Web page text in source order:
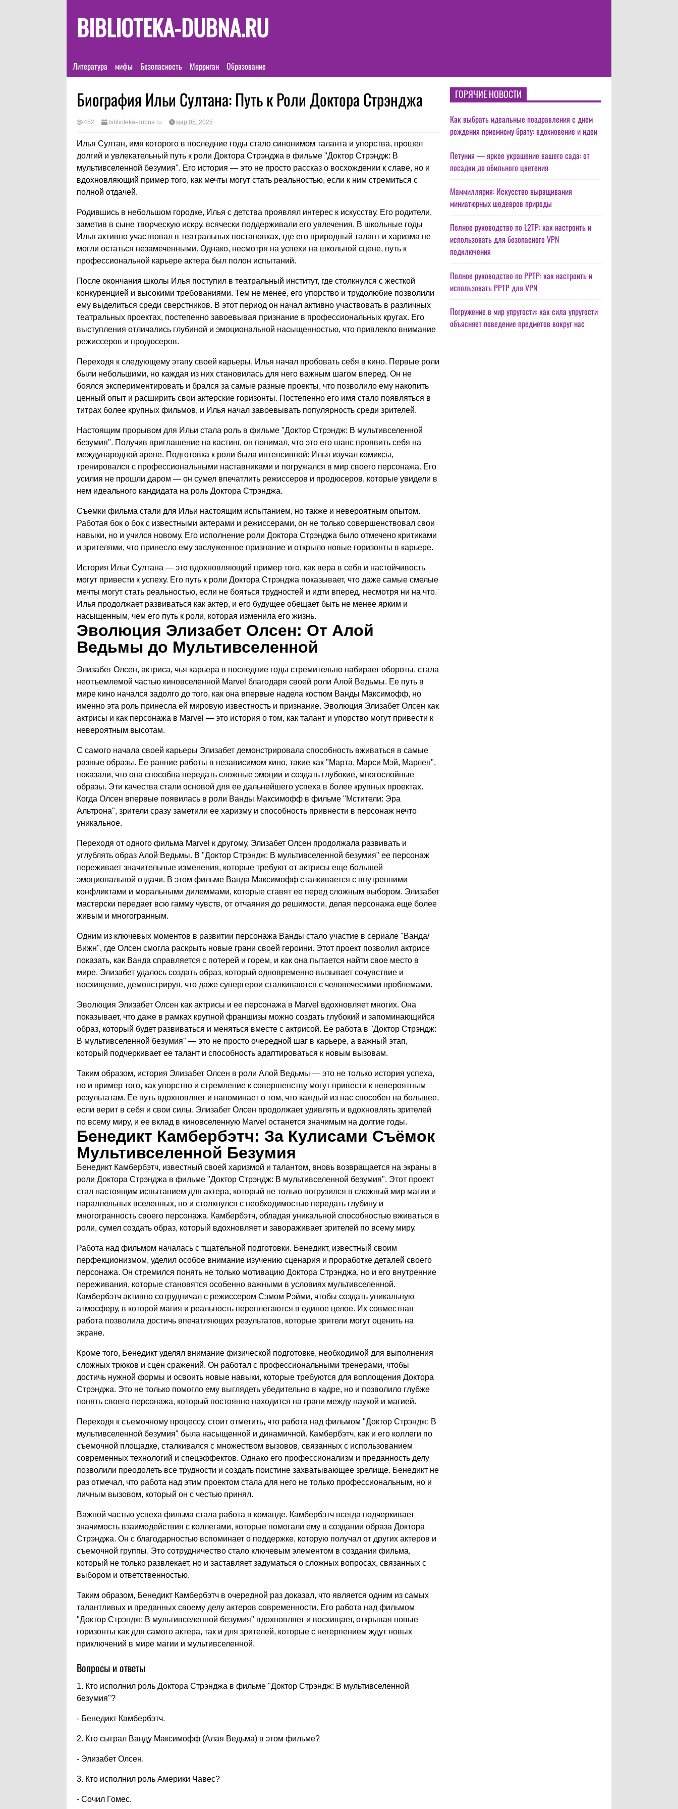
BIBLIOTEKA-DUBNA.RU
Литература мифы Безопасность Морриган Образование
Биография Ильи Султана: Путь к Роли Доктора Стрэнджа
452 biblioteka-dubna.ru мар 05, 2025
Илья Султан, имя которого в последние годы стало синонимом таланта и упорства, прошел
долгий и увлекательный путь к роли Доктора Стрэнджа в фильме "Доктор Стрэндж: В
мультивселенной безумия". Его история — это не просто рассказ о восхождении к славе, но и
вдохновляющий пример того, как мечты могут стать реальностью, если к ним стремиться с
полной отдачей.
Родившись в небольшом городке, Илья с детства проявлял интерес к искусству. Его родители,
заметив в сыне творческую искру, всячески поддерживали его увлечения. В школьные годы
Илья активно участвовал в театральных постановках, где его природный талант и харизма не
могли остаться незамеченными. Однако, несмотря на успехи на школьной сцене, путь к
профессиональной карьере актера был полон испытаний.
После окончания школы Илья поступил в театральный институт, где столкнулся с жесткой
конкуренцией и высокими требованиями. Тем не менее, его упорство и трудолюбие позволили
ему выделиться среди сверстников. В этот период он начал активно участвовать в различных
театральных проектах, постепенно завоевывая признание в профессиональных кругах. Его
выступления отличались глубиной и эмоциональной насыщенностью, что привлекло внимание
режиссеров и продюсеров.
Переходя к следующему этапу своей карьеры, Илья начал пробовать себя в кино. Первые роли
были небольшими, но каждая из них становилась для него важным шагом вперед. Он не
боялся экспериментировать и брался за самые разные проекты, что позволило ему накопить
ценный опыт и расширить свои актерские горизонты. Постепенно его имя стало появляться в
титрах более крупных фильмов, и Илья начал завоевывать популярность среди зрителей.
Настоящим прорывом для Ильи стала роль в фильме "Доктор Стрэндж: В мультивселенной
безумия". Получив приглашение на кастинг, он понимал, что это его шанс проявить себя на
международной арене. Подготовка к роли была интенсивной: Илья изучал комиксы,
тренировался с профессиональными наставниками и погружался в мир своего персонажа. Его
усилия не прошли даром — он сумел впечатлить режиссеров и продюсеров, которые увидели в
нем идеального кандидата на роль Доктора Стрэнджа.
Съемки фильма стали для Ильи настоящим испытанием, но также и невероятным опытом.
Работая бок о бок с известными актерами и режиссерами, он не только совершенствовал свои
навыки, но и учился новому. Его исполнение роли Доктора Стрэнджа было отмечено критиками
и зрителями, что принесло ему заслуженное признание и открыло новые горизонты в карьере.
История Ильи Султана — это вдохновляющий пример того, как вера в себя и настойчивость
могут привести к успеху. Его путь к роли Доктора Стрэнджа показывает, что даже самые смелые
мечты могут стать реальностью, если не бояться трудностей и идти вперед, несмотря ни на что.
Илья продолжает развиваться как актер, и его будущее обещает быть не менее ярким и
насыщенным, чем его путь к роли, которая изменила его жизнь.
Эволюция Элизабет Олсен: От Алой
Ведьмы до Мультивселенной
Элизабет Олсен, актриса, чья карьера в последние годы стремительно набирает обороты, стала
неотъемлемой частью киновселенной Marvel благодаря своей роли Алой Ведьмы. Ее путь в
мире кино начался задолго до того, как она впервые надела костюм Ванды Максимофф, но
именно эта роль принесла ей мировую известность и признание. Эволюция Элизабет Олсен как
актрисы и как персонажа в Marvel — это история о том, как талант и упорство могут привести к
невероятным высотам.
С самого начала своей карьеры Элизабет демонстрировала способность вживаться в самые
разные образы. Ее ранние работы в независимом кино, такие как "Марта, Марси Мэй, Марлен",
показали, что она способна передать сложные эмоции и создать глубокие, многослойные
образы. Эти качества стали основой для ее дальнейшего успеха в более крупных проектах.
Когда Олсен впервые появилась в роли Ванды Максимофф в фильме "Мстители: Эра
Альтрона", зрители сразу заметили ее харизму и способность привнести в персонаж нечто
уникальное.
Переходя от одного фильма Marvel к другому, Элизабет Олсен продолжала развивать и
углублять образ Алой Ведьмы. В "Доктор Стрэндж: В мультивселенной безумия" ее персонаж
переживает значительные изменения, которые требуют от актрисы еще большей
эмоциональной отдачи. В этом фильме Ванда Максимофф сталкивается с внутренними
конфликтами и моральными дилеммами, которые ставят ее перед сложным выбором. Элизабет
мастерски передает всю гамму чувств, от отчаяния до решимости, делая персонажа еще более
живым и многогранным.
Одним из ключевых моментов в развитии персонажа Ванды стало участие в сериале "Ванда/
Вижн", где Олсен смогла раскрыть новые грани своей героини. Этот проект позволил актрисе
показать, как Ванда справляется с потерей и горем, и как она пытается найти свое место в
мире. Элизабет удалось создать образ, который одновременно вызывает сочувствие и
восхищение, демонстрируя, что даже супергерои сталкиваются с человеческими проблемами.
Эволюция Элизабет Олсен как актрисы и ее персонажа в Marvel вдохновляет многих. Она
показывает, что даже в рамках крупной франшизы можно создать глубокий и запоминающийся
образ, который будет развиваться и меняться вместе с актрисой. Ее работа в "Доктор Стрэндж:
В мультивселенной безумия" — это не просто очередной шаг в карьере, а важный этап,
который подчеркивает ее талант и способность адаптироваться к новым вызовам.
Таким образом, история Элизабет Олсен в роли Алой Ведьмы — это не только история успеха,
но и пример того, как упорство и стремление к совершенству могут привести к невероятным
результатам. Ее путь вдохновляет и напоминает о том, что каждый из нас способен на большее,
если верит в себя и свои силы. Элизабет Олсен продолжает удивлять и вдохновлять зрителей
по всему миру, и ее вклад в киновселенную Marvel останется значимым на долгие годы.
Бенедикт Камбербэтч: За Кулисами Съёмок
Мультивселенной Безумия
Бенедикт Камбербэтч, известный своей харизмой и талантом, вновь возвращается на экраны в
роли Доктора Стрэнджа в фильме "Доктор Стрэндж: В мультивселенной безумия". Этот проект
стал настоящим испытанием для актера, который не только погрузился в сложный мир магии и
параллельных вселенных, но и столкнулся с необходимостью передать глубину и
многогранность своего персонажа. Камбербэтч, обладая уникальной способностью вживаться в
роли, сумел создать образ, который вдохновляет и завораживает зрителей по всему миру.
Работа над фильмом началась с тщательной подготовки. Бенедикт, известный своим
перфекционизмом, уделил особое внимание изучению сценария и проработке деталей своего
персонажа. Он стремился понять не только мотивацию Доктора Стрэнджа, но и его внутренние
переживания, которые становятся особенно важными в условиях мультивселенной.
Камбербэтч активно сотрудничал с режиссером Сэмом Рэйми, чтобы создать уникальную
атмосферу, в которой магия и реальность переплетаются в единое целое. Их совместная
работа позволила достичь впечатляющих результатов, которые зрители могут оценить на
экране.
Кроме того, Бенедикт уделял внимание физической подготовке, необходимой для выполнения
сложных трюков и сцен сражений. Он работал с профессиональными тренерами, чтобы
достичь нужной формы и освоить новые навыки, которые требуются для воплощения Доктора
Стрэнджа. Это не только помогло ему выглядеть убедительно в кадре, но и позволило глубже
понять своего персонажа, который постоянно находится на грани между наукой и магией.
Переходя к съемочному процессу, стоит отметить, что работа над фильмом "Доктор Стрэндж: В
мультивселенной безумия" была насыщенной и динамичной. Камбербэтч, как и его коллеги по
съемочной площадке, сталкивался с множеством вызовов, связанных с использованием
современных технологий и спецэффектов. Однако его профессионализм и преданность делу
позволили преодолеть все трудности и создать поистине захватывающее зрелище. Бенедикт не
раз отмечал, что работа над этим проектом стала для него не только профессиональным, но и
личным вызовом, который он с честью принял.
Важной частью успеха фильма стала работа в команде. Камбербэтч всегда подчеркивает
значимость взаимодействия с коллегами, которые помогали ему в создании образа Доктора
Стрэнджа. Он с благодарностью вспоминает о поддержке, которую получал от других актеров и
съемочной группы. Это сотрудничество стало ключевым элементом в создании фильма,
который не только развлекает, но и заставляет задуматься о сложных вопросах, связанных с
выбором и ответственностью.
Таким образом, Бенедикт Камбербэтч в очередной раз доказал, что является одним из самых
талантливых и преданных своему делу актеров современности. Его работа над фильмом
"Доктор Стрэндж: В мультивселенной безумия" вдохновляет и восхищает, открывая новые
горизонты как для самого актера, так и для зрителей, которые с нетерпением ждут новых
приключений в мире магии и мультивселенной.
Вопросы и ответы
1. Кто исполнил роль Доктора Стрэнджа в фильме "Доктор Стрэндж: В мультивселенной
безумия"?
- Бенедикт Камбербэтч.
2. Кто сыграл Ванду Максимофф (Алая Ведьма) в этом фильме?
- Элизабет Олсен.
3. Кто исполнил роль Америки Чавес?
- Сочил Гомес.
ГОРЯЧИЕ НОВОСТИ
Как выбрать идеальные поздравления с днем
рождения приемному брату: вдохновение и идеи
Петуния — яркое украшение вашего сада: от
посадки до обильного цветения
Маммиллярия: Искусство выращивания
миниатюрных шедевров природы
Полное руководство по L2TP: как настроить и
использовать для безопасного VPN
подключения
Полное руководство по PPTP: как настроить и
использовать PPTP для VPN
Погружение в мир упругости: как сила упругости
объясняет поведение предметов вокруг нас